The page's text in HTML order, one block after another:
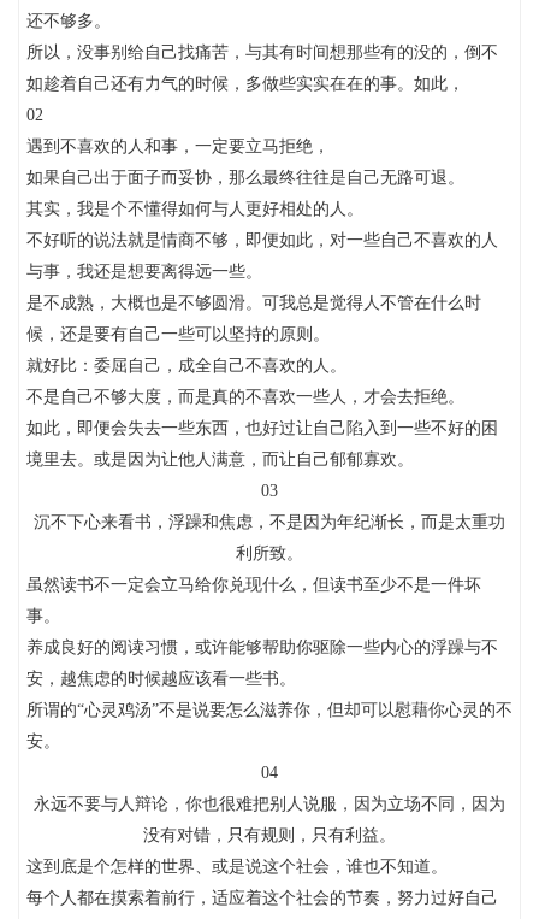
还不够多。
所以，没事别给自己找痛苦，与其有时间想那些有的没的，倒不
如趁着自己还有力气的时候，多做些实实在在的事。如此，
02
遇到不喜欢的人和事，一定要立马拒绝，
如果自己出于面子而妥协，那么最终往往是自己无路可退。
其实，我是个不懂得如何与人更好相处的人。
不好听的说法就是情商不够，即便如此，对一些自己不喜欢的人
与事，我还是想要离得远一些。
是不成熟，大概也是不够圆滑。可我总是觉得人不管在什么时
候，还是要有自己一些可以坚持的原则。
就好比：委屈自己，成全自己不喜欢的人。
不是自己不够大度，而是真的不喜欢一些人，才会去拒绝。
如此，即便会失去一些东西，也好过让自己陷入到一些不好的困
境里去。或是因为让他人满意，而让自己郁郁寡欢。
03
沉不下心来看书，浮躁和焦虑，不是因为年纪渐长，而是太重功
利所致。
虽然读书不一定会立马给你兑现什么，但读书至少不是一件坏
事。
养成良好的阅读习惯，或许能够帮助你驱除一些内心的浮躁与不
安，越焦虑的时候越应该看一些书。
所谓的“心灵鸡汤”不是说要怎么滋养你，但却可以慰藉你心灵的不
安。
04
永远不要与人辩论，你也很难把别人说服，因为立场不同，因为
没有对错，只有规则，只有利益。
这到底是个怎样的世界、或是说这个社会，谁也不知道。
每个人都在摸索着前行，适应着这个社会的节奏，努力过好自己